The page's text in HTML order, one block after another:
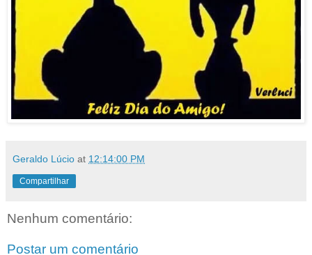
Geraldo Lúcio at 12:14:00 PM
Compartilhar
Nenhum comentário:
Postar um comentário